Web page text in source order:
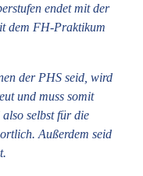
endet mit der
dem FH-Praktikum
der PHS seid, wird
und muss somit
selbst für die
Außerdem seid